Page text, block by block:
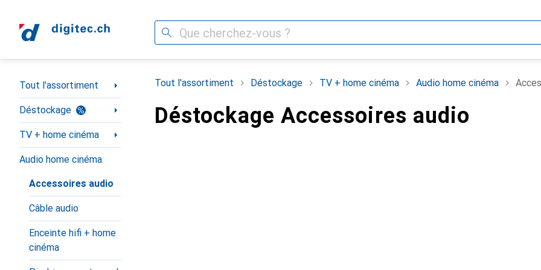
Recherche
Navigation par catégorie
Tout l'assortiment
Déstockage
TV + home cinéma
Audio home cinéma
Accessoires audio
Câble audio
Enceinte hifi + home
cinéma
Tout l'assortiment Déstockage TV + home cinéma Audio home cinéma
Déstockage Accessoires audio